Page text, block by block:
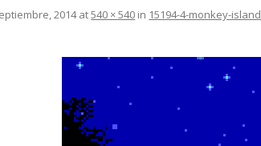
2014at540 × 540 in 15194-4-monkey-island